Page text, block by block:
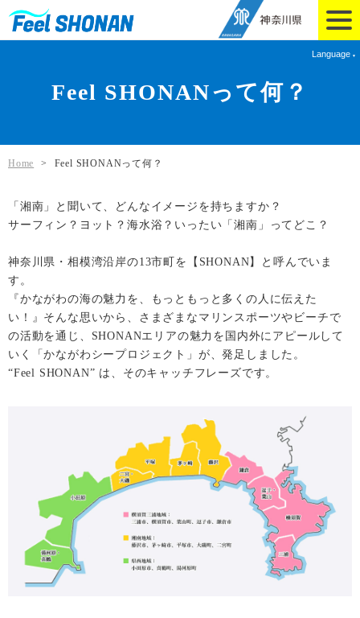
Language
Feel SHONANって何？
Home > Feel SHONANって何？
「湘南」と聞いて、どんなイメージを持ちますか？
サーフィン？ヨット？海水浴？いったい「湘南」ってどこ？
神奈川県・相模湾沿岸の13市町を【SHONAN】と呼んでいま
す。
『かながわの海の魅力を、もっともっと多くの人に伝えた
い！』そんな思いから、さまざまなマリンスポーツやビーチで
の活動を通じ、SHONANエリアの魅力を国内外にアピールして
いく「かながわシープロジェクト」が、発足しました。
“Feel SHONAN” は、そのキャッチフレーズです。